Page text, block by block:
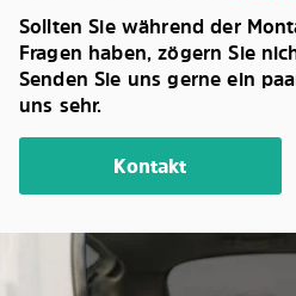
Sollten Sie während der
Fragen haben, zögern Sie
Senden Sie uns gerne ein
uns sehr.
Kontakt